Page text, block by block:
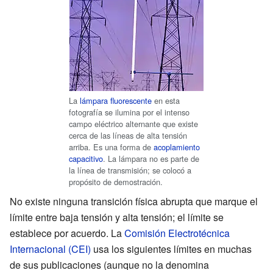
La lámpara fluorescente en esta
fotografía se ilumina por el intenso
campo eléctrico alternante que existe
cerca de las líneas de alta tensión
arriba. Es una forma de acoplamiento
capacitivo. La lámpara no es parte de
la línea de transmisión; se colocó a
propósito de demostración.
No existe ninguna transición física abrupta que marque el
límite entre baja tensión y alta tensión; el límite se
establece por acuerdo. LaComisión Electrotécnica
Internacional (CEI) usa los siguientes límites en muchas
de sus publicaciones (aunque no la denomina